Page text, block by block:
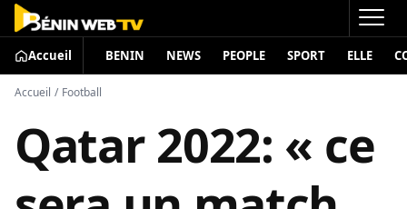
Accueil BENIN NEWS PEOPLE SPORT ELLE
Accueil / Football
Qatar 2022: « ce